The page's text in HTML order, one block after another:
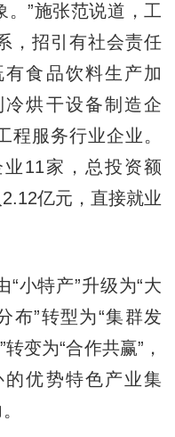
”施张范说道，工
，招引有社会责任
食品饮料生产加
烘干设备制造企
程服务行业企业。
11家，总投资额
亿元，直接就业
特产”升级为“大
布”转型为“集群发
变为“合作共赢”，
优势特色产业集